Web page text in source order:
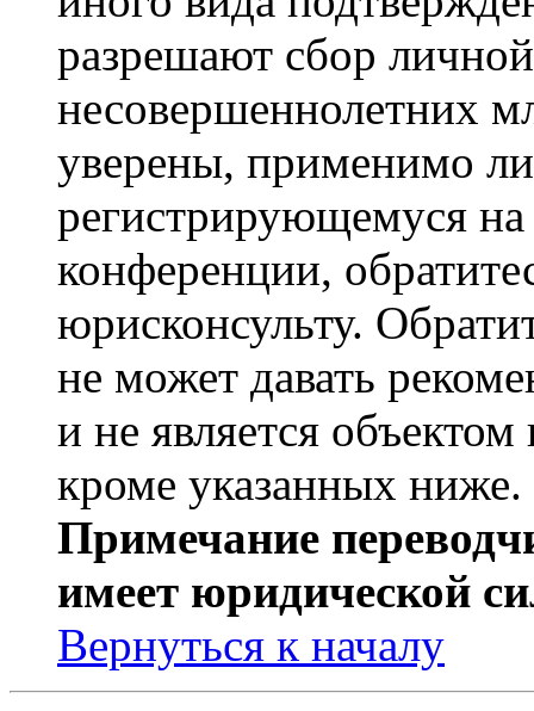
разрешают сбор
несовершеннолетних
уверены, применимо
регистрирующемуся
конференции,
юрисконсульту.
не может давать
и не является
кроме указанных ниже.
Примечание
имеет юридической
Вернуться к началу